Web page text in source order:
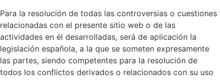
Para la resolución de todas las controversias o cuestiones
relacionadas con el presente sitio web o de las
actividades en él desarrolladas, será de aplicación la
legislación española, a la que se someten expresamente
las partes, siendo competentes para la resolución de
todos los conflictos derivados o relacionados con su uso